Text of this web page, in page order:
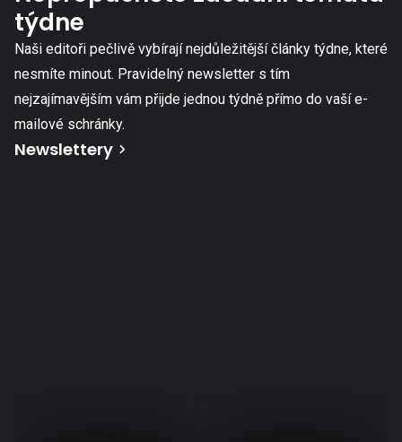
týdne
Naši editoři pečlivě vybírají nejdůležitější články týdne, které
nesmíte minout. Pravidelný newsletter s tím
nejzajímavějším vám přijde jednou týdně přímo do vaší e-
mailové schránky.
Newslettery